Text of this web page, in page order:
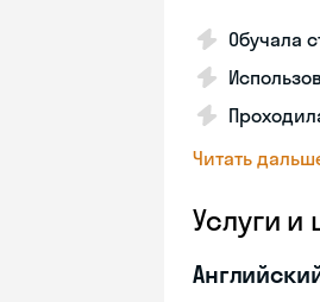
Обучала
Читать
Услуги и